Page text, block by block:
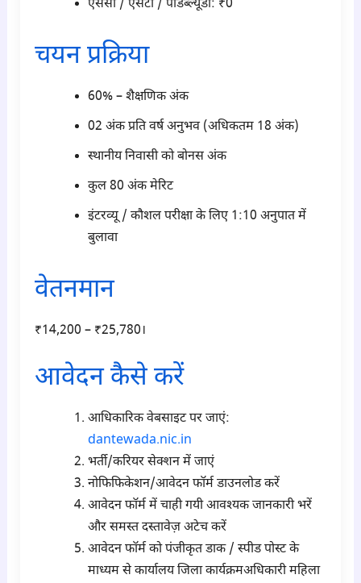
एससी / एसटी / पीडब्ल्यूडी: ₹0
चयन प्रक्रिया
60% – शैक्षणिक अंक
02 अंक प्रति वर्ष अनुभव (अधिकतम 18 अंक)
स्थानीय निवासी को बोनस अंक
कुल 80 अंक मेरिट
इंटरव्यू / कौशल परीक्षा के लिए 1:10 अनुपात में
बुलावा
वेतनमान
₹14,200 – ₹25,780।
आवेदन कैसे करें
आधिकारिक वेबसाइट पर जाएं:
dantewada.nic.in
भर्ती/करियर सेक्शन में जाएं
नोफिफिकेशन/आवेदन फॉर्म डाउनलोड करें
आवेदन फॉर्म में चाही गयी आवश्यक जानकारी भरें
और समस्त दस्तावेज़ अटेच करें
आवेदन फॉर्म को पंजीकृत डाक / स्पीड पोस्ट के
माध्यम से कार्यालय जिला कार्यक्रमअधिकारी महिला